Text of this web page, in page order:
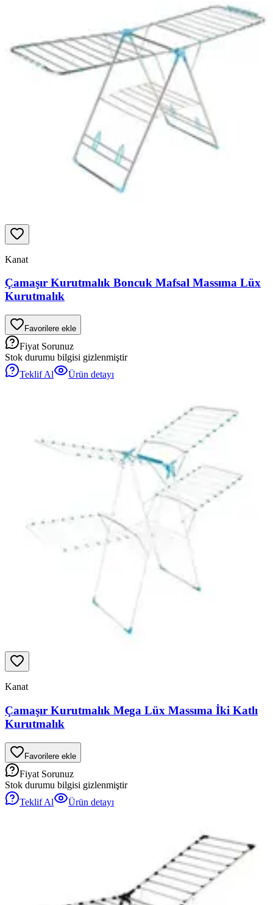
Kanat
Çamaşır Kurutmalık Boncuk Mafsal Massıma Lüx
Kurutmalık
Favorilere ekle
Fiyat Sorunuz
Stok durumu bilgisi gizlenmiştir
Teklif Al
Ürün detayı
Kanat
Çamaşır Kurutmalık Mega Lüx Massıma İki Katlı
Kurutmalık
Favorilere ekle
Fiyat Sorunuz
Stok durumu bilgisi gizlenmiştir
Teklif Al
Ürün detayı